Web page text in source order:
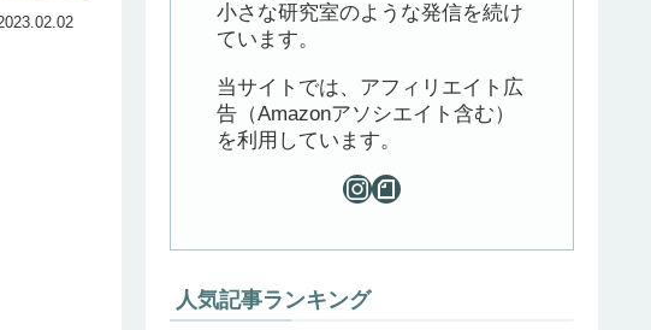
小さな研究室のような発信を続け
ています。
当サイトでは、アフィリエイト広
告（Amazonアソシエイト含む）
を利用しています。
人気記事ランキング